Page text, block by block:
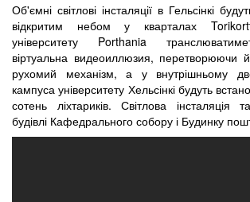
Об'ємні світлові інсталяції в Гельсінкі
відкритим небом у кварталах
університету Porthania
віртуальна видеоиллюзия, перетворюючи
рухомий механізм, а у внутрішньому
кампуса університету Хельсінкі будуть
сотень ліхтариків. Світлова інсталяція
будівлі Кафедрального собору і Будинку